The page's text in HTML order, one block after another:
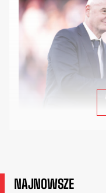
NAJNOWSZE